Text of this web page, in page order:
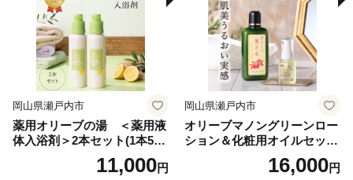
岡山県瀬戸内市
薬用オリーブの湯 ＜薬用液
体入浴剤＞2本セット(1本500
11,000円
岡山県瀬戸内市
オリーブマノングリーンロー
ション＆化粧用オイルセット
美容グッズ スキンケア 化粧
16,000円